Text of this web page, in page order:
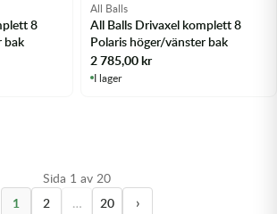
8
bak
All Balls
All Balls Drivaxel komplett 8
Polaris höger/vänster bak
2 785,00kr
I lager
Sida 1 av 20
1
2 … 20 ›